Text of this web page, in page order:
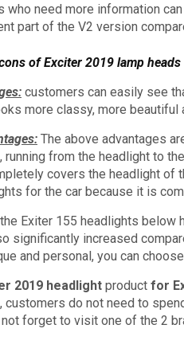
who need more information
part of the V2 version
of Exciter 2019 lamp
customers can easily see
more classy, ​​more beautiful
The above advantages
running from the headlight to
covers the headlight of
for the car because it is
Exiter 155 headlights below
significantly increased
and personal, you can
2019 headlight product for
customers do not need to
forget to visit one of the 2